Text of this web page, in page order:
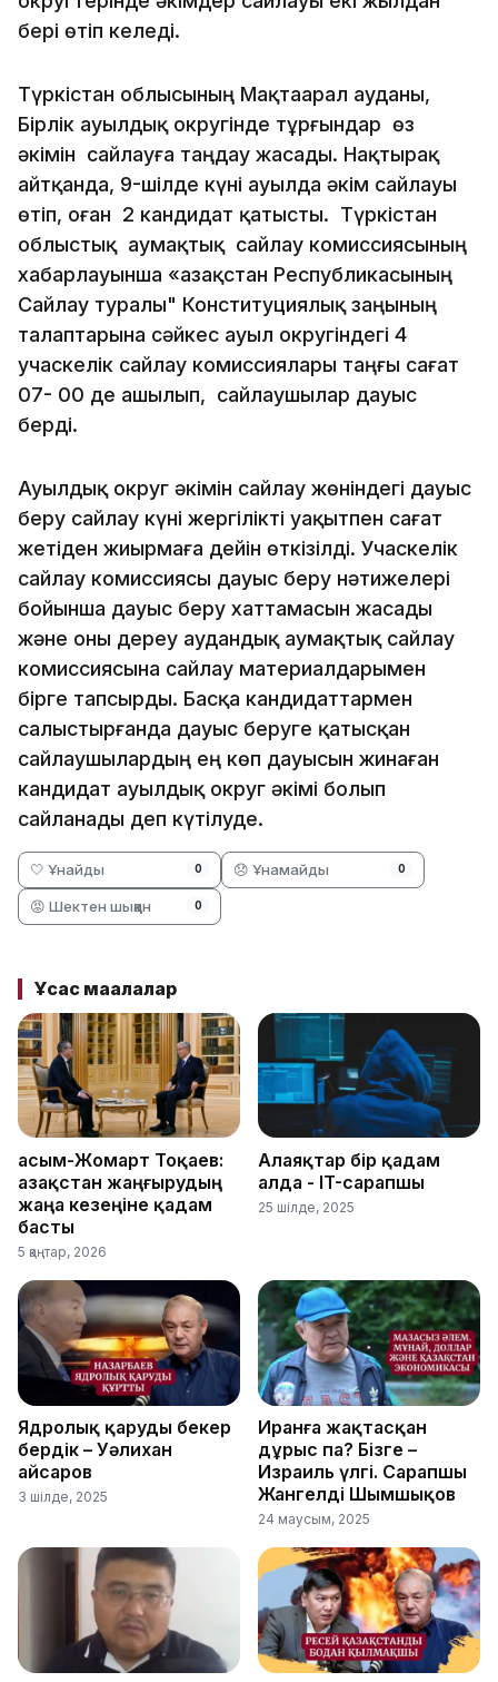
бері өтіп келеді.
Түркістан облысының Мақтаарал ауданы,
Бірлік ауылдық округінде тұрғындар өз
әкімін сайлауға таңдау жасады. Нақтырақ
айтқанда, 9-шілде күні ауылда әкім сайлауы
өтіп, оған 2 кандидат қатысты. Түркістан
облыстық аумақтық сайлау комиссиясының
хабарлауынша «Қазақстан Республикасының
Сайлау туралы" Конституциялық заңының
талаптарына сәйкес ауыл округіндегі 4
учаскелік сайлау комиссиялары таңғы сағат
07- 00 де ашылып, сайлаушылар дауыс
берді.
Ауылдық округ әкімін сайлау жөніндегі дауыс
беру сайлау күні жергілікті уақытпен сағат
жетіден жиырмаға дейін өткізілді. Учаскелік
сайлау комиссиясы дауыс беру нәтижелері
бойынша дауыс беру хаттамасын жасады
және оны дереу аудандық аумақтық сайлау
комиссиясына сайлау материалдарымен
бірге тапсырды. Басқа кандидаттармен
салыстырғанда дауыс беруге қатысқан
сайлаушылардың ең көп дауысын жинаған
кандидат ауылдық округ әкімі болып
сайланады деп күтілуде.
🤍 Ұнайды 0 😞 Ұнамайды 0
😡 Шектен шыққан 0
Ұқсас мақалалар
Қасым-Жомарт Тоқаев:
Қазақстан жаңғырудың
жаңа кезеңіне қадам
басты
5 қаңтар, 2026
Алаяқтар бір қадам
алда - IT-сарапшы
25 шілде, 2025
Ядролық қаруды бекер
бердік – Уәлихан
Қайсаров
3 шілде, 2025
Иранға жақтасқан
дұрыс па? Бізге –
Израиль үлгі. Сарапшы
Жангелді Шымшықов
24 маусым, 2025